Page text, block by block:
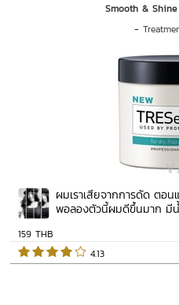
Smooth & Shine
-
ผมเราเสียจากการดัด ตอน
พอลองตัวนี้ผมดีขึ้นมาก มี
159 THB
4.13